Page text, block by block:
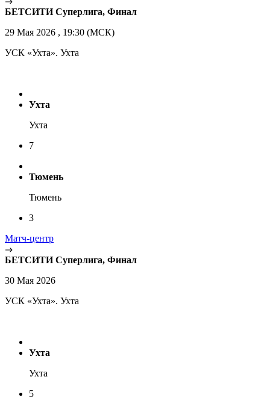
БЕТСИТИ Суперлига, Финал
29 Мая 2026 , 19:30 (МСК)
УСК «Ухта». Ухта
Ухта
Ухта
7
Тюмень
Тюмень
3
Матч-центр
БЕТСИТИ Суперлига, Финал
30 Мая 2026
УСК «Ухта». Ухта
Ухта
Ухта
5